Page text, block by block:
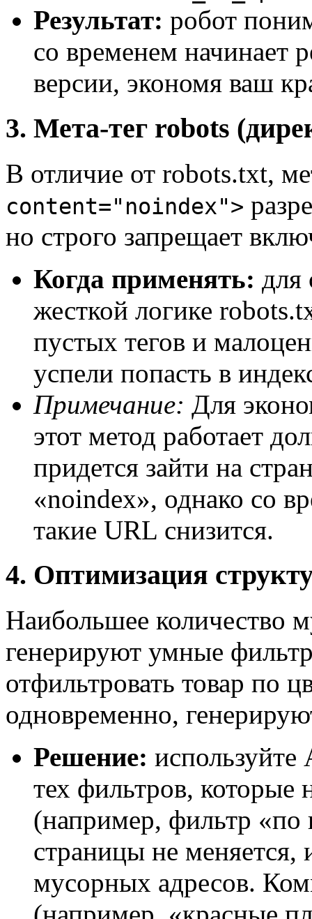
Результат: робот
со временем начинает
версии, экономя ваш
3. Мета-тег robots
В отличие от robots.txt,
content="noindex">
но строго запрещает
Когда применять: для
жесткой логике
пустых тегов и
успели попасть в
Примечание: Для
этот метод работает
придется зайти на
«noindex», однако со
такие URL снизится.
4. Оптимизация
Наибольшее количество
генерируют умные
отфильтровать товар по
одновременно,
Решение: используйте
тех фильтров, которые
(например, фильтр
страницы не
мусорных адресов.